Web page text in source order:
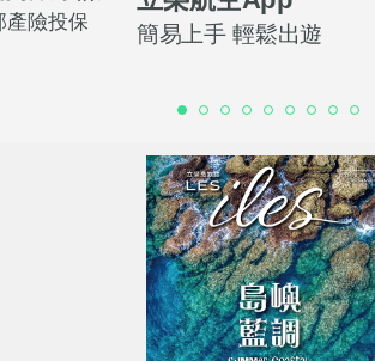
產險投保 簡易上手 輕鬆出遊